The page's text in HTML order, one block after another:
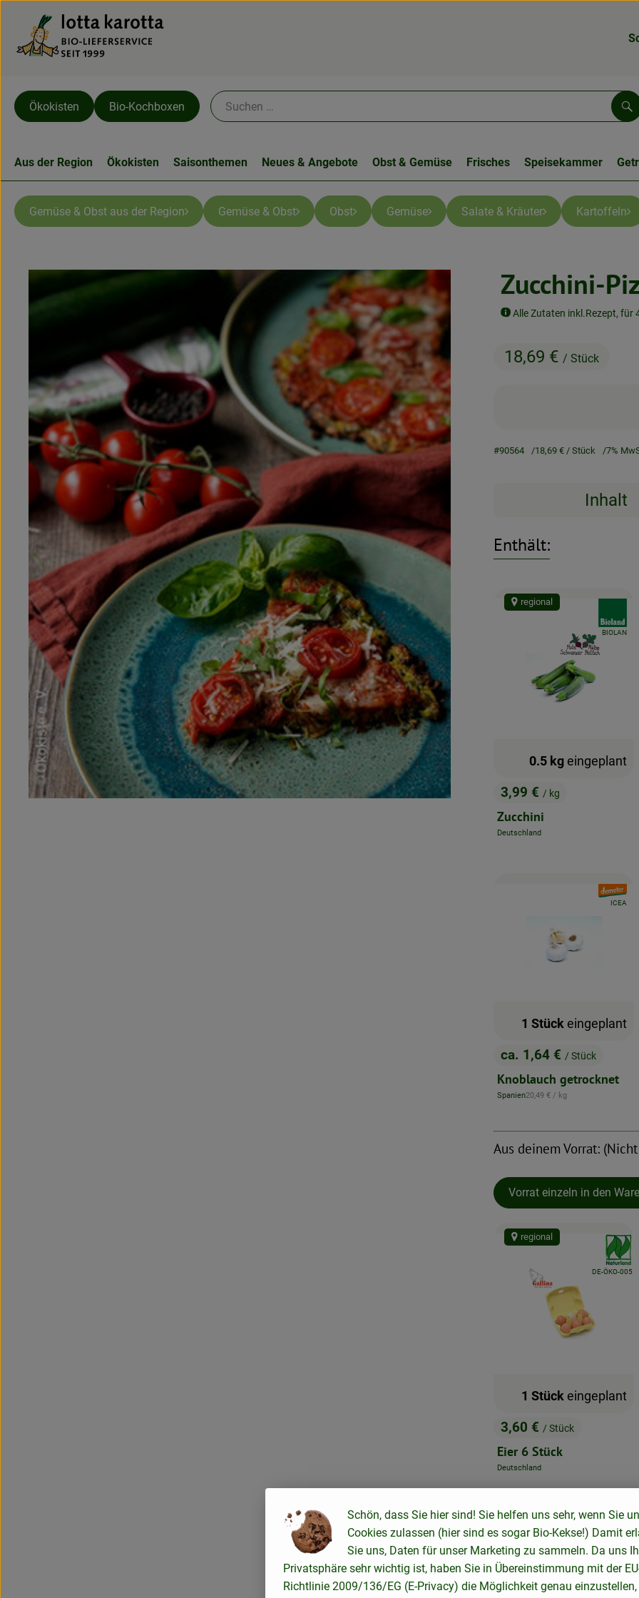
Ökokisten Bio-Kochboxen
Aus der Region Ökokisten Saisonthemen Neues & Angebote Obst & Gemüse Frisches Speisekammer
Gemüse & Obst aus der Region Gemüse & Obst Obst Gemüse Salate & Kräuter Kartoffeln
Zucchini-
Alle Zutaten inkl.Rezept, für
18,69 € / Stück
#90564 18,69 € / Stück 7%
Inhalt
Enthält:
, Preis:
3,99 € / kg
Zucchini
, Herkunft:
Deutschland
0.5 kg eingeplant
,BIOLAN
regional
, Preis:
ca. 1,64 € / Stück
Knoblauch getrocknet
, Herkunft:
Spanien, Referenzpreis:
20,49 € / kg
1 Stück eingeplant
,
,ICEA
Aus deinem Vorrat:
Vorrat einzeln in den
, Preis:
3,60 € / Stück
Eier 6 Stück
, Herkunft:
Deutschland
1 Stück eingeplant
,
, Kontrollstelle:
DE-ÖKO-005
regional
Schön, dass Sie hier sind! Sie helfen uns sehr, wenn Sie
Cookies zulassen (hier sind es sogar Bio-Kekse!) Damit
Sie uns, Daten für unser Marketing zu sammeln. Da uns
Privatsphäre sehr wichtig ist, haben Sie in Übereinstimmung mit der
Richtlinie 2009/136/EG (E-Privacy) die Möglichkeit genau einzustellen,